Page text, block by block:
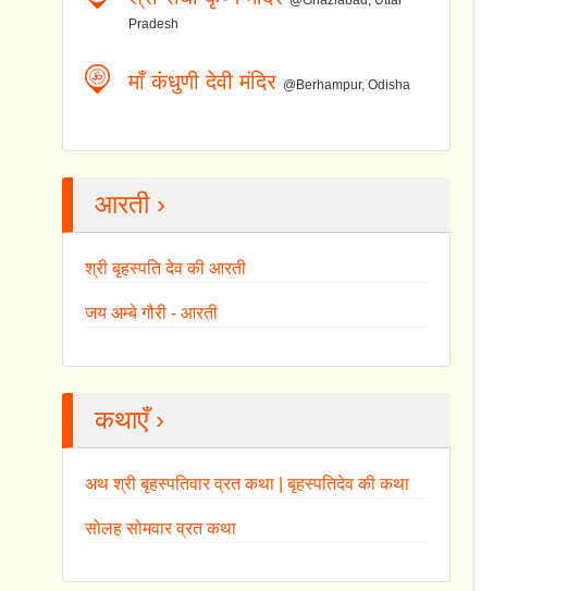
Pradesh
माँ कंधुणी देवी मंदिर @Berhampur, Odisha
आरती ›
श्री बृहस्पति देव की आरती
जय अम्बे गौरी - आरती
कथाएँ ›
अथ श्री बृहस्पतिवार व्रत कथा | बृहस्पतिदेव की कथा
सोलह सोमवार व्रत कथा